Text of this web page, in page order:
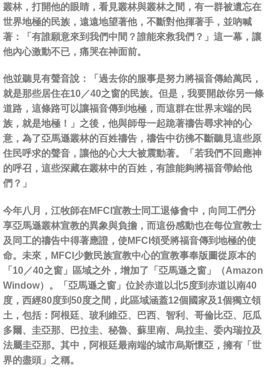
叢林，打開他的眼睛，看見叢林與叢林之間，有一群被遺忘在
世界地極的民族，遠遠地望著他，不斷對他揮著手，並吶喊
著：「有誰願意來到我們中間？誰能來救我們？」這一幕，讓
他內心激動不已，痛哭在神面前。
他並聽見有聲音說：「過去你的服事是努力將福音傳給萬民，
就是那些居住在10／40之窗的民族。但是，我要開啟你另一條
道路，這條路可以讓福音傳到地極，而這群在世界末端的民
族，就是地極！」之後，他與師母一起跪著禱告尋求神的心
意，為了亞馬遜叢林的百姓禱告，禱告中彷彿不斷聽見這些原
住民呼求的聲音，讓他的心大大被震動著。「若我們不回應神
的呼召，這些深藏在叢林中的百姓，有誰能夠將福音帶給他
們？」
今年八月，江牧師在MFCI宣教士同工退修會中，向同工們分
享亞馬遜叢林宣教的異象與負擔，而這份感動也在每位宣教士
及同工的禱告中得著應證，使MFCI領受將福音傳到地極的使
命。未來，MFCI少數民族宣教中心的宣教事奉版圖從原本的
「10／40之窗」區域之外，增加了「亞馬遜之窗」（Amazon
Window）。「亞馬遜之窗」位於赤道以北5度到赤道以南40
度，西經80度到50度之間，此區域涵蓋12個國家及1個獨立領
土，包括：阿根廷、玻利維亞、巴西、智利、哥倫比亞、厄瓜
多爾、圭亞那、巴拉圭、秘魯、蘇里南、烏拉圭、委內瑞拉及
法屬圭亞那。其中，阿根廷最南端的城市烏斯懷亞，擁有「世
界的盡頭」之稱。